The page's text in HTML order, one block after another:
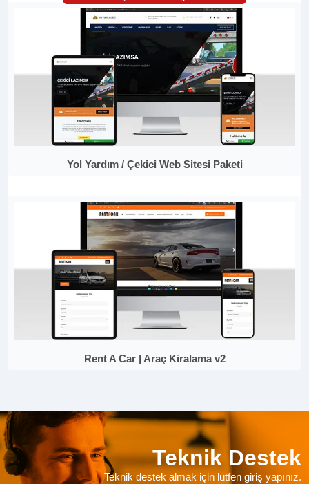
Yol Yardım / Çekici Web Sitesi Paketi
Rent A Car | Araç Kiralama v2
Teknik Destek
Teknik destek almak için lütfen giriş yapınız.